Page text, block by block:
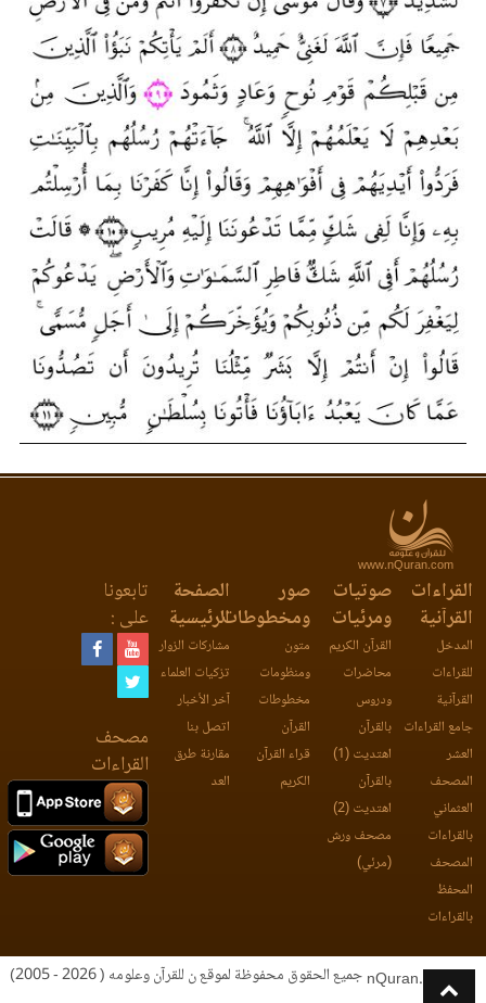
www.nQuran.com
القراءات
القرآنية
المدخل
للقراءات
القرآنية
جامع القراءات
العشر
المصحف
العثماني
بالقراءات
المصحف
المحفظ
بالقراءات
صوتيات
ومرئيات
القرآن الكريم
محاضرات
ودروس
بالقرآن
اهتديت (1)
بالقرآن
اهتديت (2)
مصحف ورش
(مرئي)
صور
ومخطوطات
متون
ومنظومات
مخطوطات
القرآن
قراء القرآن
الكريم
الصفحة
الرئيسية
مشاركات الزوار
تزكيات العلماء
آخر الأخبار
اتصل بنا
مقارنة طرق
العد
تابعونا
على :
مصحف
القراءات
جميع الحقوق محفوظة لموقع ن للقرآن وعلومه ( 2026 - 2005)